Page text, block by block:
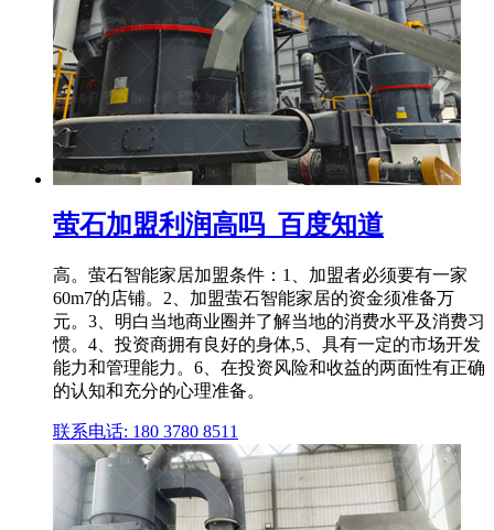
萤石加盟利润高吗_百度知道
高。萤石智能家居加盟条件：1、加盟者必须要有一家
60m7的店铺。2、加盟萤石智能家居的资金须准备万
元。3、明白当地商业圈并了解当地的消费水平及消费习
惯。4、投资商拥有良好的身体,5、具有一定的市场开发
能力和管理能力。6、在投资风险和收益的两面性有正确
的认知和充分的心理准备。
联系电话: 180 3780 8511